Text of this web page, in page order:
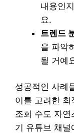
내용인
요.
트렌드
을 파악
될 거예
성공적인 사례
이를 고려한
조회 수도 자
기 유튜브 채